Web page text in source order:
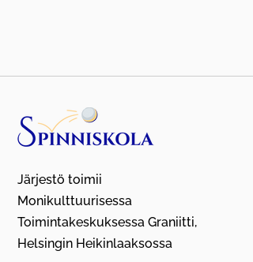
Järjestö toimii
Monikulttuurisessa
Toimintakeskuksessa Graniitti,
Helsingin Heikinlaaksossa